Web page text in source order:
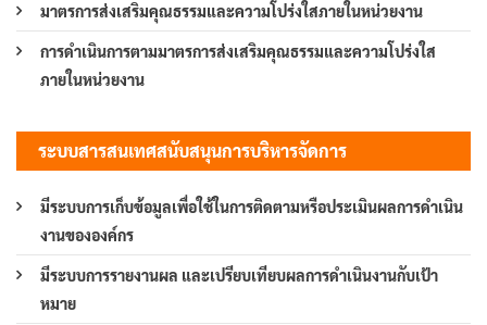
มาตรการส่งเสริมคุณธรรมและความโปร่งใสภายในหน่วยงาน
การดำเนินการตามมาตรการส่งเสริมคุณธรรมและความโปร่งใส
ภายในหน่วยงาน
ระบบสารสนเทศสนับสนุนการบริหารจัดการ
มีระบบการเก็บข้อมูลเพื่อใช้ในการติดตามหรือประเมินผลการดำเนิน
งานขององค์กร
มีระบบการรายงานผล และเปรียบเทียบผลการดำเนินงานกับเป้า
หมาย